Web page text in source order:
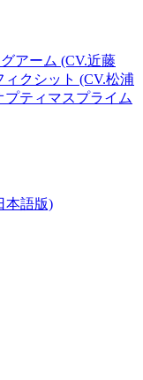
アーム (CV.近藤
クシット (CV.松浦
ティマスプライム
本語版)